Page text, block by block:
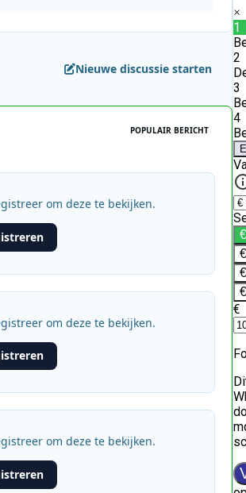
Nieuwe discussie starten
POPULAIR BERICHT
om deze te bekijken.
om deze te bekijken.
om deze te bekijken.